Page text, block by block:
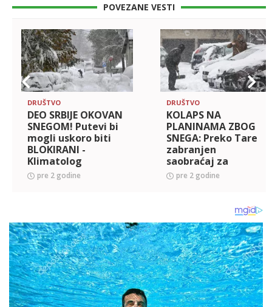
POVEZANE VESTI
DRUŠTVO
DEO SRBIJE OKOVAN
SNEGOM! Putevi bi
mogli uskoro biti
BLOKIRANI -
Klimatolog
upozorava: Pazite
se ove OPASNE
pre 2 godine
DRUŠTVO
KOLAPS NA
PLANINAMA ZBOG
SNEGA: Preko Tare
zabranjen
saobraćaj za
šlepere, kritično i
na putu za
pre 2 godine